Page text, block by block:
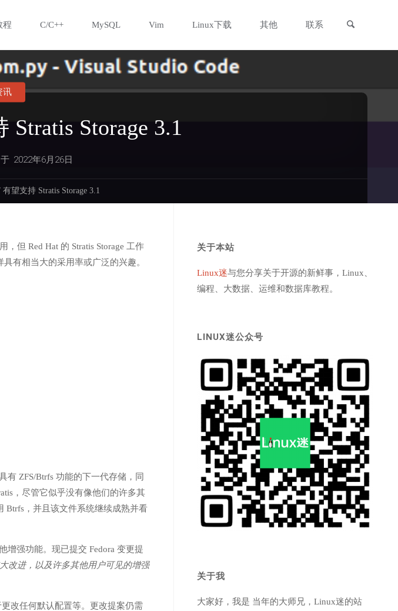
程 C/C++ MySQL Vim Linux下载 其他 联系
Stratis Storage 3.1
于 2022年6月26日
讯
有望支持 Stratis Storage 3.1
但 Red Hat 的 Stratis Storage 工作
有相当大的采用率或广泛的兴趣。
有 ZFS/Btrfs 功能的下一代存储，同
，尽管它似乎没有像他们的许多其
Btrfs，并且该文件系统继续成熟并看
增强功能。现已提交 Fedora 变更提
改进，以及许多其他用户可见的增强
改任何默认配置等。更改提案仍需
关于本站
Linux迷与您分享关于开源的新鲜事，Linux、
编程、大数据、运维和数据库教程。
LINUX迷公众号
关于我
大家好，我是 当年的大师兄，Linux迷的站